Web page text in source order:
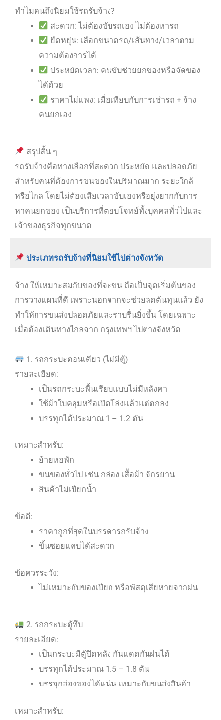
ทำไมคนถึงนิยมใช้รถรับจ้าง?
สะดวก: ไม่ต้องขับรถเอง ไม่ต้องหารถ
ยืดหยุ่น: เลือกขนาดรถ/เส้นทาง/เวลาตาม
ความต้องการได้
ประหยัดเวลา: คนขับช่วยยกของหรือจัดของ
ได้ด้วย
ราคาไม่แพง: เมื่อเทียบกับการเช่ารถ + จ้าง
คนยกเอง
สรุปสั้น ๆ
รถรับจ้างคือทางเลือกที่สะดวก ประหยัด และปลอดภัย
สำหรับคนที่ต้องการขนของในปริมาณมาก ระยะใกล้
หรือไกล โดยไม่ต้องเสียเวลาขับเองหรือยุ่งยากกับการ
หาคนยกของ เป็นบริการที่ตอบโจทย์ทั้งบุคคลทั่วไปและ
เจ้าของธุรกิจทุกขนาด
ประเภทรถรับจ้างที่นิยมใช้ไปต่างจังหวัด
จ้าง ให้เหมาะสมกับของที่จะขน ถือเป็นจุดเริ่มต้นของ
การวางแผนที่ดี เพราะนอกจากจะช่วยลดต้นทุนแล้ว ยัง
ทำให้การขนส่งปลอดภัยและราบรื่นยิ่งขึ้น โดยเฉพาะ
เมื่อต้องเดินทางไกลจาก กรุงเทพฯ ไปต่างจังหวัด
1. รถกระบะตอนเดียว (ไม่มีตู้)
รายละเอียด:
เป็นรถกระบะพื้นเรียบแบบไม่มีหลังคา
ใช้ผ้าใบคลุมหรือเปิดโล่งแล้วแต่ตกลง
บรรทุกได้ประมาณ 1 – 1.2 ตัน
เหมาะสำหรับ:
ย้ายหอพัก
ขนของทั่วไป เช่น กล่อง เสื้อผ้า จักรยาน
สินค้าไม่เปียกน้ำ
ข้อดี:
ราคาถูกที่สุดในบรรดารถรับจ้าง
ขึ้นซอยแคบได้สะดวก
ข้อควรระวัง:
ไม่เหมาะกับของเปียก หรือพัสดุเสียหายจากฝน
2. รถกระบะตู้ทึบ
รายละเอียด:
เป็นกระบะมีตู้ปิดหลัง กันแดดกันฝนได้
บรรทุกได้ประมาณ 1.5 – 1.8 ตัน
บรรจุกล่องของได้แน่น เหมาะกับขนส่งสินค้า
เหมาะสำหรับ: